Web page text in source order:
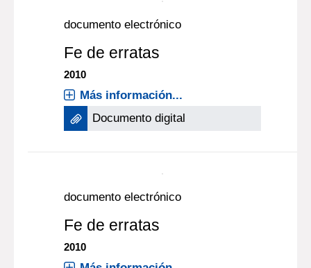
documento electrónico
Fe de erratas
2010
Más información...
Documento digital
documento electrónico
Fe de erratas
2010